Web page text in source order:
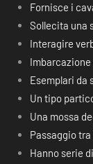
Fornisce i
Sollecita una
Interagire
Esemplari da
Un tipo
Una mossa
Passaggio
Hanno serie